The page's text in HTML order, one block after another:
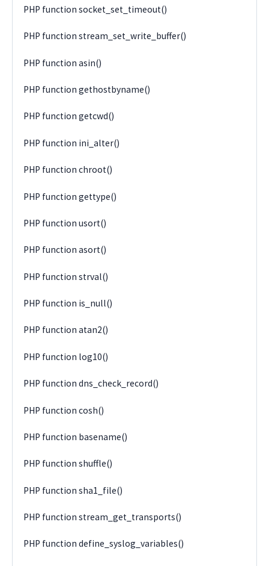
PHP function socket_set_timeout()
PHP function stream_set_write_buffer()
PHP function asin()
PHP function gethostbyname()
PHP function getcwd()
PHP function ini_alter()
PHP function chroot()
PHP function gettype()
PHP function usort()
PHP function asort()
PHP function strval()
PHP function is_null()
PHP function atan2()
PHP function log10()
PHP function dns_check_record()
PHP function cosh()
PHP function basename()
PHP function shuffle()
PHP function sha1_file()
PHP function stream_get_transports()
PHP function define_syslog_variables()